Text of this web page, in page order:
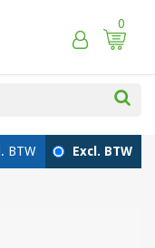
0